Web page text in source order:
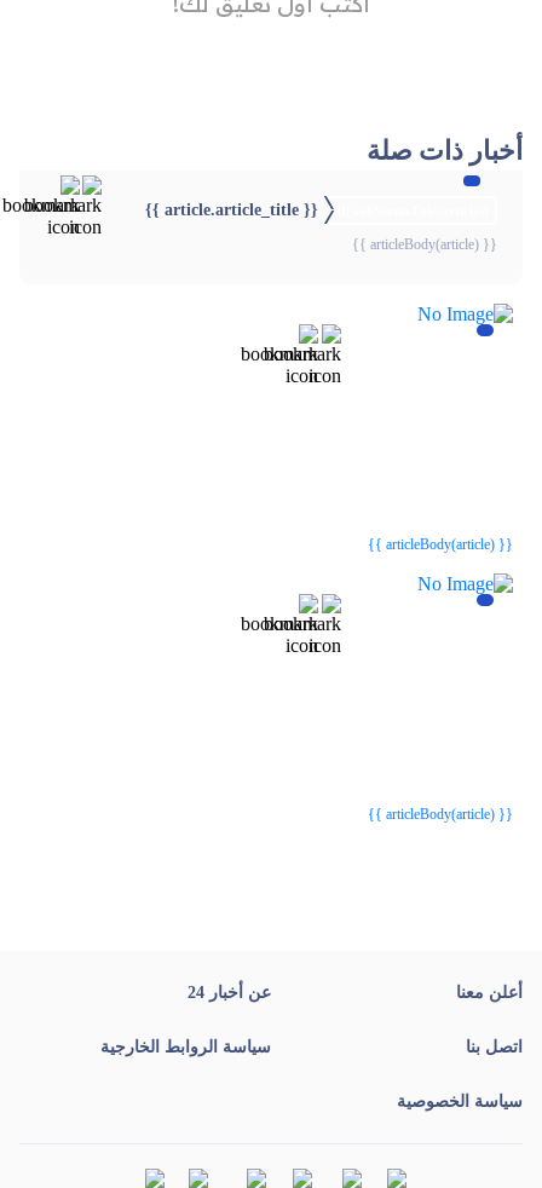
أخبار ذات صلة
{{ article.article_title }}
{{ articleBody(article) }}
{{ articleBody(article) }}
{{ articleBody(article) }}
أعلن معنا عن أخبار 24
اتصل بنا سياسة الروابط الخارجية
سياسة الخصوصية